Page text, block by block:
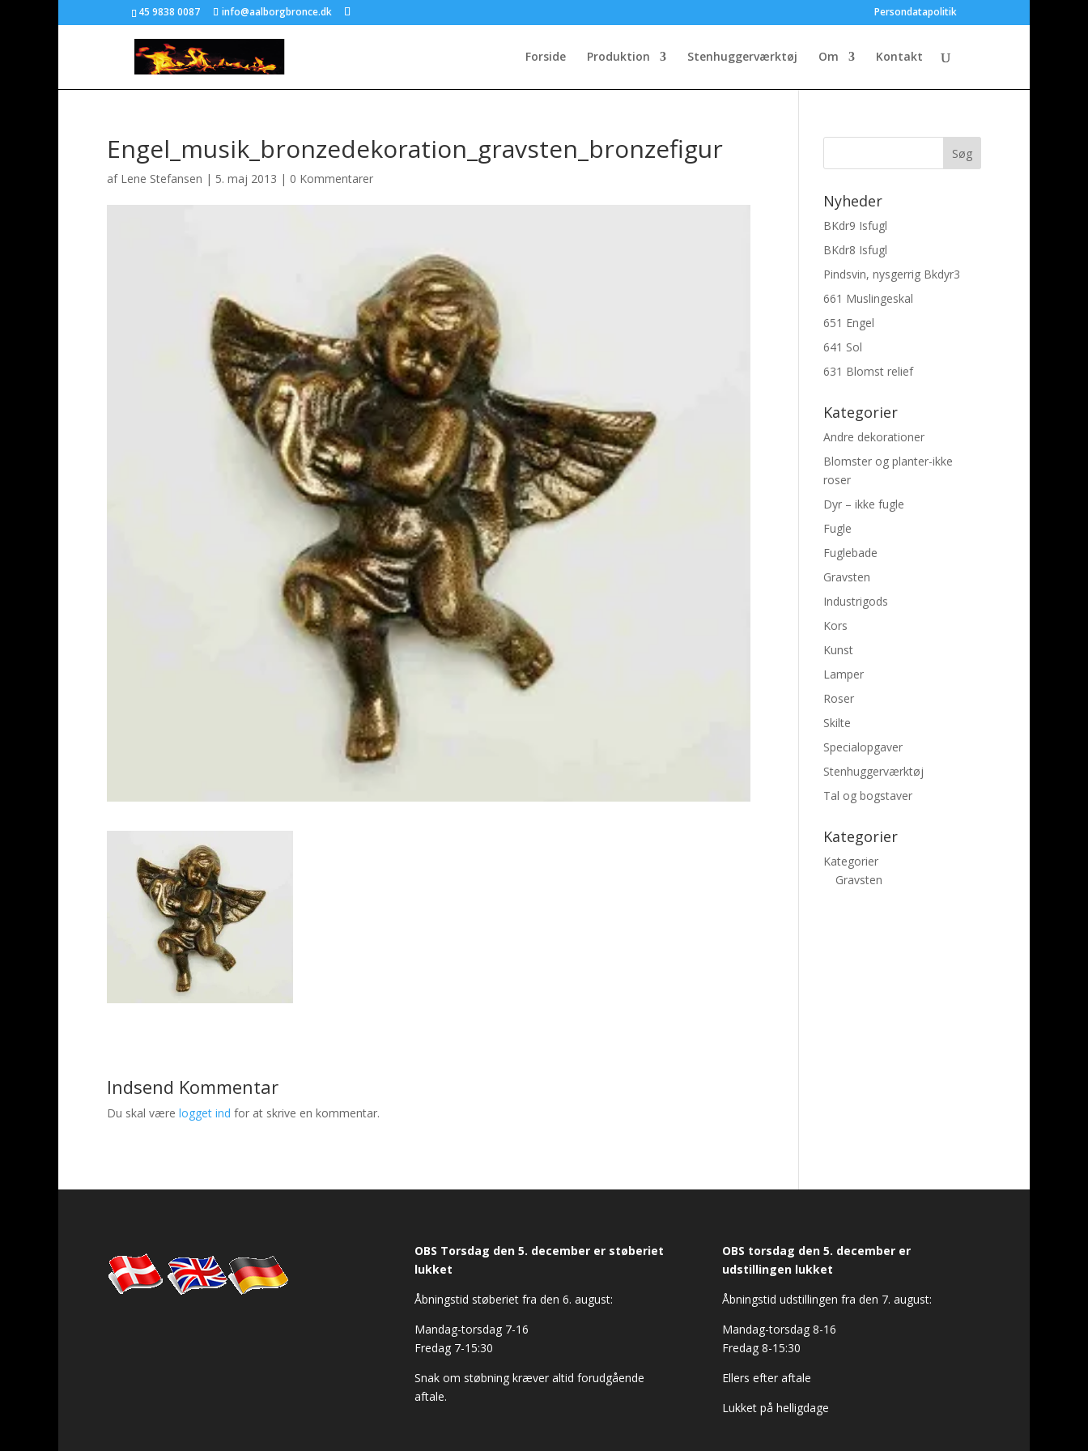
45 9838 0087 info@aalborgbronce.dk Persondatapolitik
Forside Produktion Stenhuggerværktøj Om Kontakt
Engel_musik_bronzedekoration_gravsten_bronzefigur
af Lene Stefansen | 5. maj 2013 | 0 Kommentarer
Indsend Kommentar
Du skal være logget ind for at skrive en kommentar.
Nyheder
BKdr9 Isfugl
BKdr8 Isfugl
Pindsvin, nysgerrig Bkdyr3
661 Muslingeskal
651 Engel
641 Sol
631 Blomst relief
Kategorier
Andre dekorationer
Blomster og planter-ikke
roser
Dyr – ikke fugle
Fugle
Fuglebade
Gravsten
Industrigods
Kors
Kunst
Lamper
Roser
Skilte
Specialopgaver
Stenhuggerværktøj
Tal og bogstaver
Kategorier
Kategorier
Gravsten
OBS Torsdag den 5. december er støberiet
lukket
Åbningstid støberiet fra den 6. august:
Mandag-torsdag 7-16
Fredag 7-15:30
Snak om støbning kræver altid forudgående
aftale.
OBS torsdag den 5. december er
udstillingen lukket
Åbningstid udstillingen fra den 7. august:
Mandag-torsdag 8-16
Fredag 8-15:30
Ellers efter aftale
Lukket på helligdage